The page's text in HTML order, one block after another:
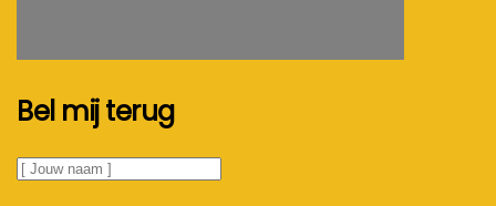
Bel mij terug